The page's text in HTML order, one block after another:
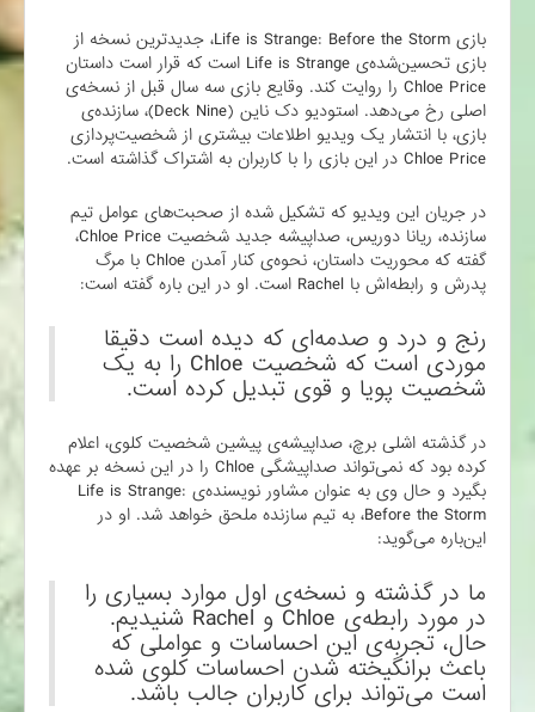
بازی Life is Strange: Before the Storm، جدیدترین نسخه از
بازی تحسین‌شده‌ی Life is Strange است که قرار است داستان
Chloe Price را روایت کند. وقایع بازی سه سال قبل از نسخه‌ی
اصلی رخ می‌دهد. استودیو دک ناین (Deck Nine)، سازنده‌ی
بازی، با انتشار یک ویدیو اطلاعات بیشتری از شخصیت‌پردازی
Chloe Price در این بازی را با کاربران به اشتراک گذاشته است.
در جریان این ویدیو که تشکیل شده از صحبت‌های عوامل تیم
سازنده، ریانا دوریس، صداپیشه جدید شخصیت Chloe Price،
گفته که محوریت داستان، نحوه‌ی کنار آمدن Chloe با مرگ
پدرش و رابطه‌اش با Rachel است. او در این باره گفته است:
رنج و درد و صدمه‌ای که دیده است دقیقا
موردی است که شخصیت Chloe را به یک
شخصیت پویا و قوی تبدیل کرده است.
در گذشته اشلی برچ، صداپیشه‌ی پیشین شخصیت کلوی، اعلام
کرده بود که نمی‌تواند صداپیشگی Chloe را در این نسخه بر عهده
بگیرد و حال وی به عنوان مشاور نویسنده‌ی Life is Strange:
Before the Storm، به تیم سازنده ملحق خواهد شد. او در
این‌باره می‌گوید:
ما در گذشته و نسخه‌ی اول موارد بسیاری را
در مورد رابطه‌ی Chloe و Rachel شنیدیم.
حال، تجربه‌ی این احساسات و عواملی که
باعث برانگیخته شدن احساسات کلوی شده
است می‌تواند برای کاربران جالب باشد.